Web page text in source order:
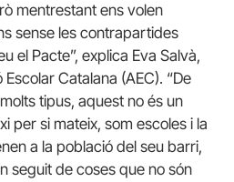
mentrestant ens volen
sense les contrapartides
el Pacte”, explica Eva Salvà,
Catalana (AEC). “De
tipus, aquest no és un
per si mateix, som escoles i la
a la població del seu barri,
seguit de coses que no són